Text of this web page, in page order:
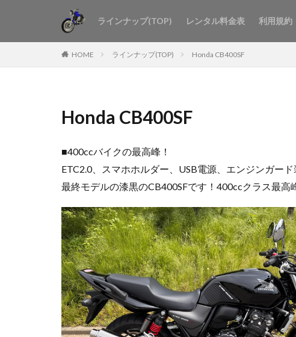
ラインナップ(TOP) レンタル料金表 利用規約
HOME ラインナップ(TOP) Honda CB400SF
Honda CB400SF
■400ccバイクの最高峰！
ETC2.0、スマホホルダー、USB電源、エンジンガード
最終モデルの漆黒のCB400SFです！400ccクラス最高